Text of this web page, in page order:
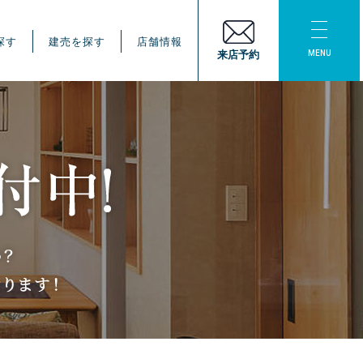
す 建売を探す
店舗情報
来店予約
MENU